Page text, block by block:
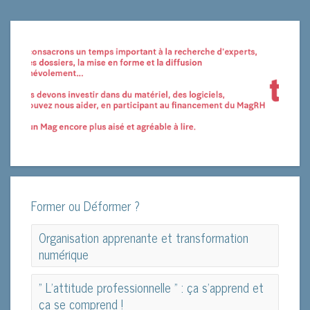
Former ou Déformer ?
Organisation apprenante et transformation
numérique
Organisation apprenante et transformation
numérique
" L’attitude professionnelle " : ça s’apprend et
ça se comprend !